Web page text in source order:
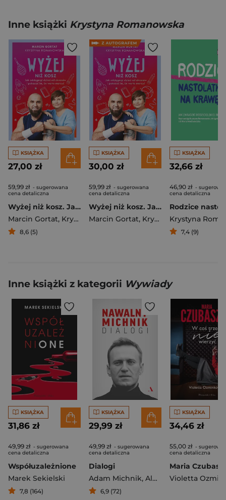
Inne książki Krystyna Romanowska
KSIĄŻKA
27,00 zł
59,99 zł - sugerowana
cena detaliczna
Wyżej niż kosz. Jak wyciągnąć dzieci sprzed ekranów i pokazać im, że warto marzyć
Marcin Gortat, Krystyna Romanowska
8,6 (5)
KSIĄŻKA
30,00 zł
59,99 zł - sugerowana
cena detaliczna
Wyżej niż kosz. Jak wyciągnąć dzieci sprzed ekranów i pokazać im, że warto marzyć - książka z autografem
Marcin Gortat, Krystyna Romanowska
KSIĄŻKA
32,66 zł
46,90 zł -
cena detaliczna
7,4 (9)
Inne książki z kategorii Wywiady
KSIĄŻKA
31,86 zł
49,99 zł - sugerowana
cena detaliczna
Współuzależnione
Marek Sekielski
7,8 (164)
KSIĄŻKA
29,99 zł
49,99 zł - sugerowana
cena detaliczna
Dialogi
Adam Michnik, Aleksiej Nawalny
6,9 (72)
KSIĄŻKA
34,46 zł
55,00 zł -
cena detaliczna